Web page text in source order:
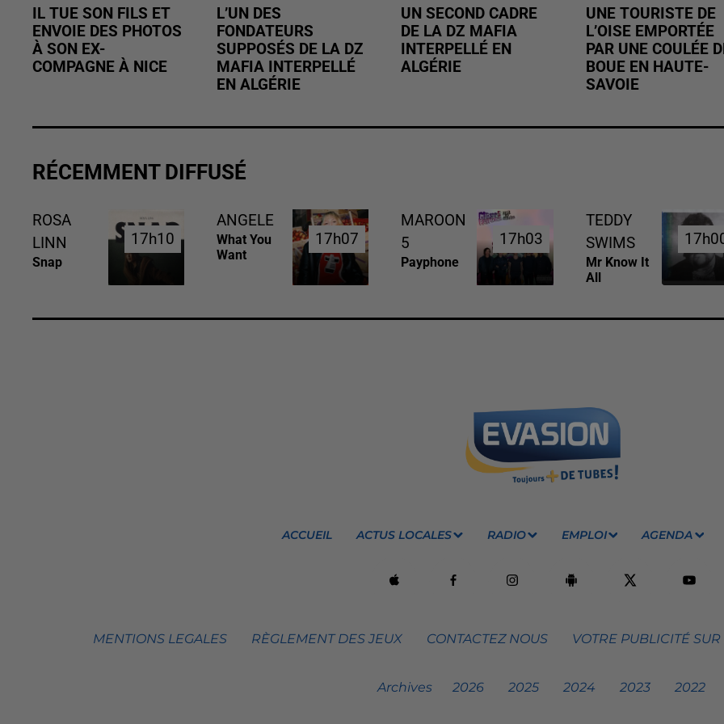
IL TUE SON FILS ET
ENVOIE DES PHOTOS
À SON EX-
COMPAGNE À NICE
L’UN DES
FONDATEURS
SUPPOSÉS DE LA DZ
MAFIA INTERPELLÉ
EN ALGÉRIE
UN SECOND CADRE
DE LA DZ MAFIA
INTERPELLÉ EN
ALGÉRIE
UNE TOURISTE DE
L’OISE EMPORTÉE
PAR UNE COULÉE
BOUE EN HAUTE-
SAVOIE
RÉCEMMENT DIFFUSÉ
ROSA
LINN
Snap
17h10
17h10
ANGELE
What You
Want
17h07
17h07
MAROON
5
Payphone
17h03
17h03
TEDDY
SWIMS
Mr Know It
All
ACCUEIL ACTUS LOCALES RADIO EMPLOI AGENDA
MENTIONS LEGALES RÈGLEMENT DES JEUX CONTACTEZ NOUS VOTRE PUBLICITÉ
Archives 2026 2025 2024 2023 2022